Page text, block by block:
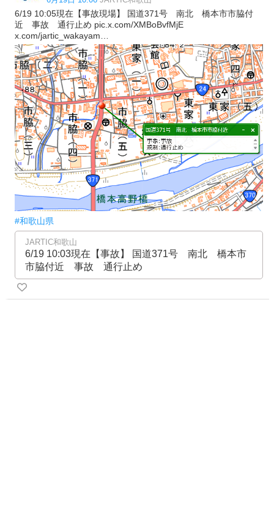
6/19 10:05現在【事故現場】 国道371号 南北 橋本市市脇付
近 事故 通行止め pic.x.com/XMBoBvfMjE
x.com/jartic_wakayam…
#和歌山県
JARTIC和歌山
6/19 10:03現在【事故】 国道371号 南北 橋本市
市脇付近 事故 通行止め